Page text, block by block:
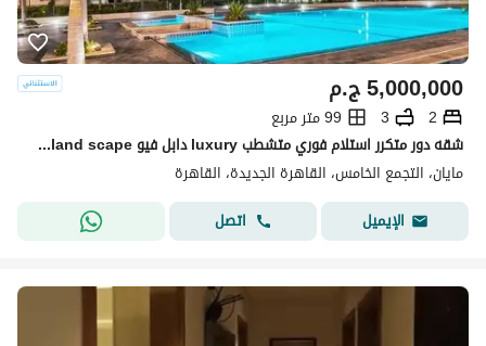
ج.م5,000,000
2
3
99 متر مربع
شقه دور متكرر استلام فوري متشطب luxury دابل فيو pool+land scape تقسيمه رائعه باسهل خطط سداد بدون ضغط وتقسيط ع اطول عدد سنوات الرحاب-سوان ليك-كريك تاون
مايان، التجمع الخامس، القاهرة الجديدة، القاهرة
الإيميل
اتصل